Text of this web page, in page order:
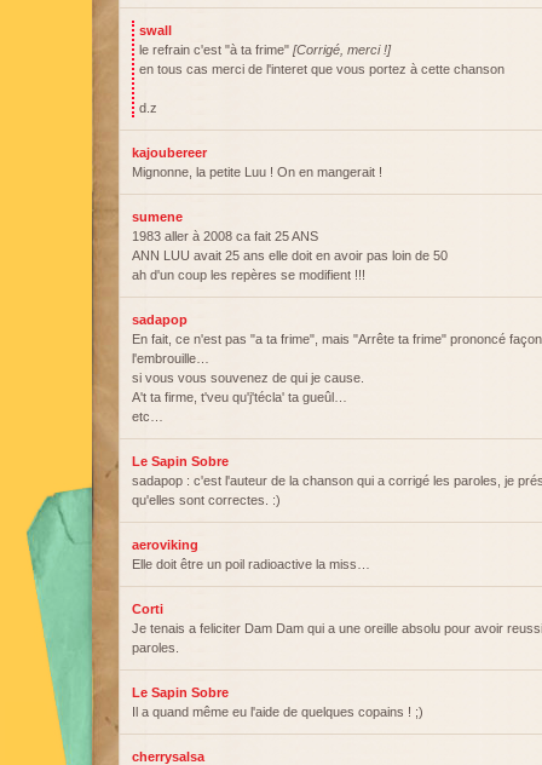
swall
le refrain c'est "à ta frime" [Corrigé, merci !]
en tous cas merci de l'interet que vous portez à cette chanson
d.z
kajoubereer
Mignonne, la petite Luu ! On en mangerait !
sumene
1983 aller à 2008 ca fait 25 ANS
ANN LUU avait 25 ans elle doit en avoir pas loin de 50
ah d'un coup les repères se modifient !!!
sadapop
En fait, ce n'est pas "a ta frime", mais "Arrête ta frime" prononcé
l'embrouille…
si vous vous souvenez de qui je cause.
A't ta firme, t'veu qu'j'técla' ta gueûl…
etc…
Le Sapin Sobre
sadapop : c'est l'auteur de la chanson qui a corrigé les paroles, je
qu'elles sont correctes. :)
aeroviking
Elle doit être un poil radioactive la miss…
Corti
Je tenais a feliciter Dam Dam qui a une oreille absolu pour avoir
paroles.
Le Sapin Sobre
Il a quand même eu l'aide de quelques copains ! ;)
cherrysalsa